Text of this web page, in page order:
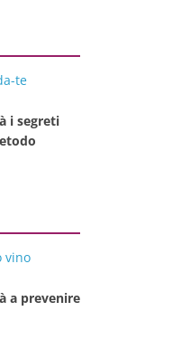
i segreti
a prevenire